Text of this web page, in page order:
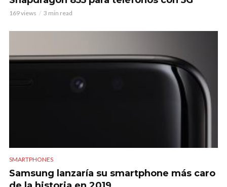
169 views 3 min read
SMARTPHONES
Samsung lanzaría su smartphone más caro